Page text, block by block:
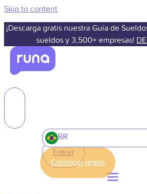
Skip to content
¡Descarga gratis nuestra Guía de
sueldos y 3,500+ empresas!
Entrar